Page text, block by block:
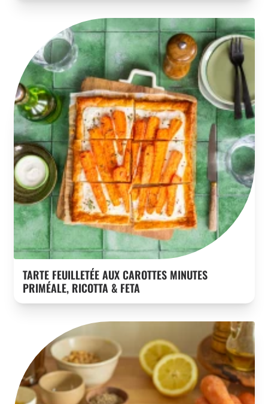
TARTE FEUILLETÉE AUX CAROTTES MINUTES
PRIMÉALE, RICOTTA & FETA